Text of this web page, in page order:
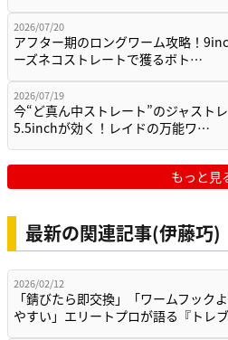
2026/07/20
アフター期のロングワーム攻略！
ーズネコストレートで獲るボト…
2026/07/19
今“ど真ん中ストレート”のジャスト
5.5inchが効く！レイドの万能ワ…
もっと見
最新の関連記事(伊藤巧)
2026/02/12
「錆びたら即交換」「ワームフック
やすい」エリートプロが語る『トレ